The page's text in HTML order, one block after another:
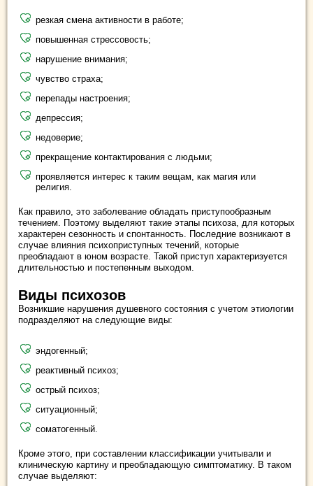
резкая смена активности в работе;
повышенная стрессовость;
нарушение внимания;
чувство страха;
перепады настроения;
депрессия;
недоверие;
прекращение контактирования с людьми;
проявляется интерес к таким вещам, как магия или
религия.
Как правило, это заболевание обладать приступообразным
течением. Поэтому выделяют такие этапы психоза, для которых
характерен сезонность и спонтанность. Последние возникают в
случае влияния психоприступных течений, которые
преобладают в юном возрасте. Такой приступ характеризуется
длительностью и постепенным выходом.
Виды психозов
Возникшие нарушения душевного состояния с учетом этиологии
подразделяют на следующие виды:
эндогенный;
реактивный психоз;
острый психоз;
ситуационный;
соматогенный.
Кроме этого, при составлении классификации учитывали и
клиническую картину и преобладающую симптоматику. В таком
случае выделяют: